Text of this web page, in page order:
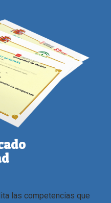
las competencias que